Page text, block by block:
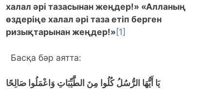
халал әрі тазасынан жеңдер!» «Алланың
өздеріңе халал әрі таза етіп берген
ризықтарынан жеңдер!»[1]
Басқа бәр аятта:
يَا أَيُّهَا الرُّسُلُ كُلُوا مِنَ الطَّيِّبَاتِ وَاعْمَلُوا صَالِحًا